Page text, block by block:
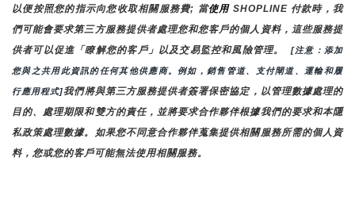
以便按照您的指示向您收取相關服務費; 當使用 SHOPLINE 付款時，我
們可能會要求第三方服務提供者處理您和您客戶的個人資料，這些服務提
供者可以促進「瞭解您的客戶」以及交易監控和風險管理。
[注意：添加
您與之共用此資訊的任何其他供應商。例如，銷售管道、支付閘道、運輸和履
行應用程式]我們將與第三方服務提供者簽署保密協定，以管理數據處理的
目的、處理期限和雙方的責任，並將要求合作夥伴根據我們的要求和本隱
私政策處理數據。如果您不同意合作夥伴蒐集提供相關服務所需的個人資
料，您或您的客戶可能無法使用相關服務。